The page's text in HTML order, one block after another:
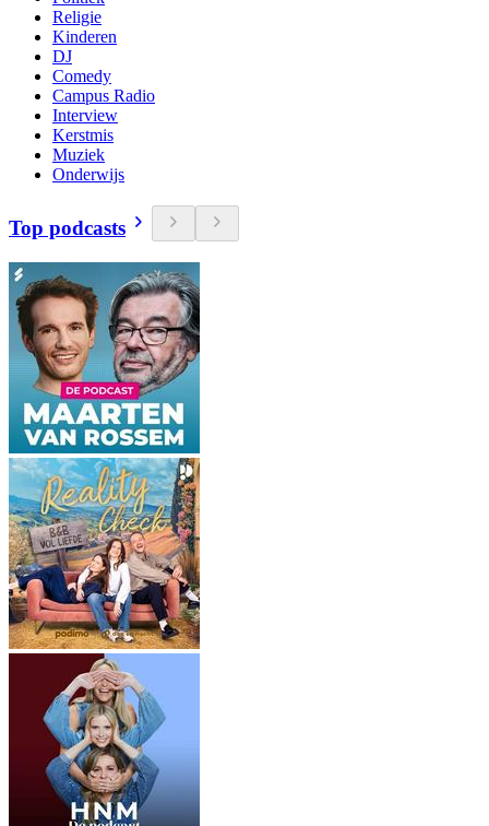
Religie
Kinderen
DJ
Comedy
Campus Radio
Interview
Kerstmis
Muziek
Onderwijs
Top podcasts